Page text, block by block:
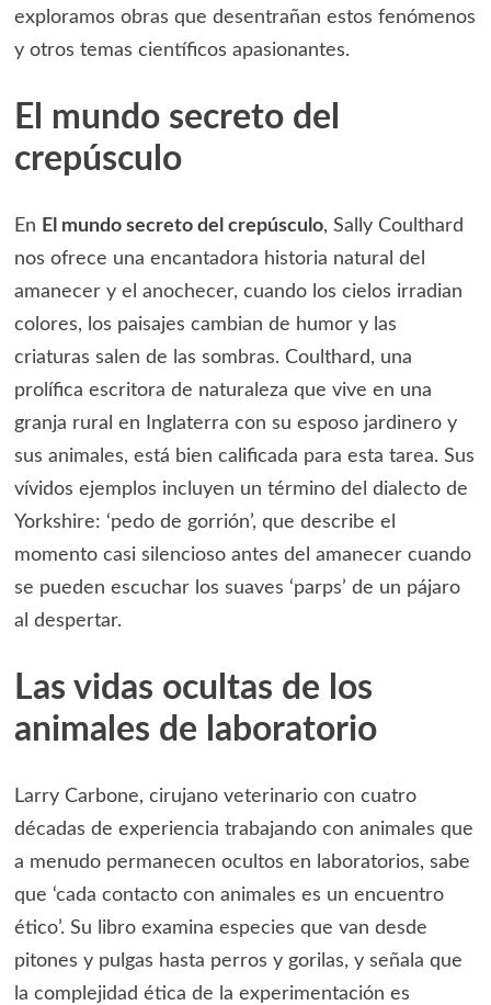
exploramos obras que desentrañan estos fenómenos
y otros temas científicos apasionantes.
El mundo secreto del
crepúsculo
En El mundo secreto del crepúsculo, Sally Coulthard
nos ofrece una encantadora historia natural del
amanecer y el anochecer, cuando los cielos irradian
colores, los paisajes cambian de humor y las
criaturas salen de las sombras. Coulthard, una
prolífica escritora de naturaleza que vive en una
granja rural en Inglaterra con su esposo jardinero y
sus animales, está bien calificada para esta tarea. Sus
vívidos ejemplos incluyen un término del dialecto de
Yorkshire: ‘pedo de gorrión’, que describe el
momento casi silencioso antes del amanecer cuando
se pueden escuchar los suaves ‘parps’ de un pájaro
al despertar.
Las vidas ocultas de los
animales de laboratorio
Larry Carbone, cirujano veterinario con cuatro
décadas de experiencia trabajando con animales que
a menudo permanecen ocultos en laboratorios, sabe
que ‘cada contacto con animales es un encuentro
ético’. Su libro examina especies que van desde
pitones y pulgas hasta perros y gorilas, y señala que
la complejidad ética de la experimentación es